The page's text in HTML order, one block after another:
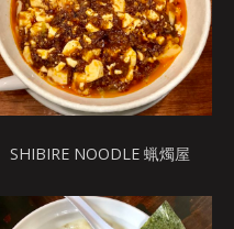
SHIBIRE NOODLE 蝋燭屋